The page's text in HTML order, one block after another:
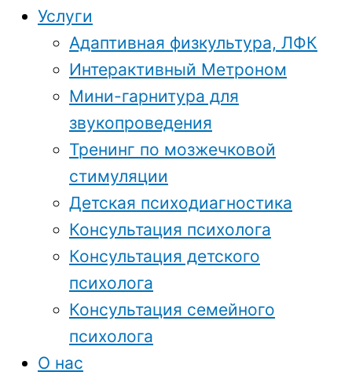
Услуги
Адаптивная физкультура, ЛФК
Интерактивный Метроном
Мини-гарнитура для
звукопроведения
Тренинг по мозжечковой
стимуляции
Детская психодиагностика
Консультация психолога
Консультация детского
психолога
Консультация семейного
психолога
О нас